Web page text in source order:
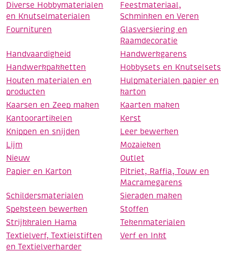
Diverse Hobbymaterialen
en Knutselmaterialen
Feestmateriaal,
Schminken en Veren
Fournituren
Glasversiering en
Raamdecoratie
Handvaardigheid
Handwerkgarens
Handwerkpakketten
Hobbysets en Knutselsets
Houten materialen en
producten
Hulpmaterialen papier en
karton
Kaarsen en Zeep maken
Kaarten maken
Kantoorartikelen
Kerst
Knippen en snijden
Leer bewerken
Lijm
Mozaieken
Nieuw
Outlet
Papier en Karton
Pitriet, Raffia, Touw en
Macramegarens
Schildersmaterialen
Sieraden maken
Speksteen bewerken
Stoffen
Strijkkralen Hama
Tekenmaterialen
Textielverf, Textielstiften
en Textielverharder
Verf en Inkt